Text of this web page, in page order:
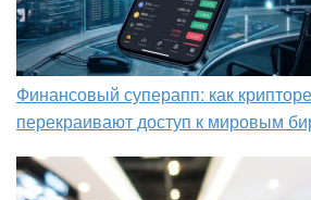
Финансовый суперапп: как
перекраивают доступ к мировым